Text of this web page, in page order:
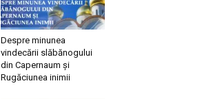
Despre minunea
vindecării slăbănogului
din Capernaum și
Rugăciunea inimii